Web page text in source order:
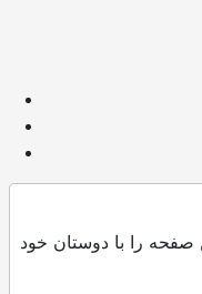
صفحه را با دوستان خود